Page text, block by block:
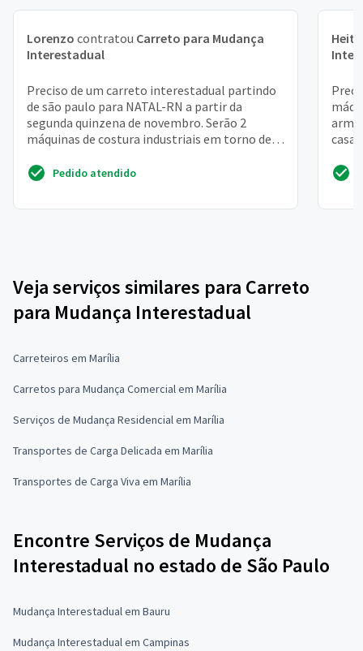
Lorenzo contratou Carreto para Mudança
Interestadual
Preciso de um carreto interestadual partindo
de são paulo para NATAL-RN a partir da
segunda quinzena de novembro. Serão 2
máquinas de costura industriais em torno de
Pedido atendido
Veja serviços similares para Carreto
para Mudança Interestadual
Carreteiros em Marília
Carretos para Mudança Comercial em Marília
Serviços de Mudança Residencial em Marília
Transportes de Carga Delicada em Marília
Transportes de Carga Viva em Marília
Encontre Serviços de Mudança
Interestadual no estado de São Paulo
Mudança Interestadual em Bauru
Mudança Interestadual em Campinas